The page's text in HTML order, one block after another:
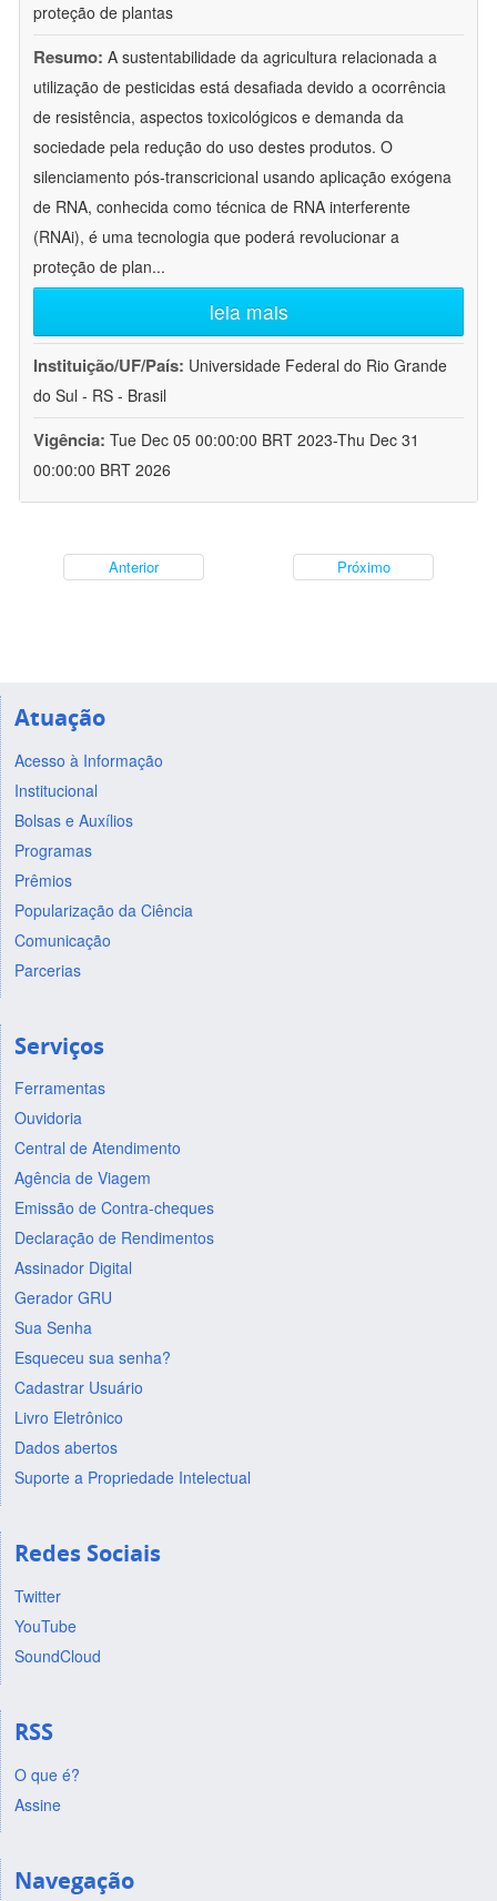
proteção de plantas
Resumo: A sustentabilidade da agricultura relacionada a
utilização de pesticidas está desafiada devido a ocorrência
de resistência, aspectos toxicológicos e demanda da
sociedade pela redução do uso destes produtos. O
silenciamento pós-transcricional usando aplicação exógena
de RNA, conhecida como técnica de RNA interferente
(RNAi), é uma tecnologia que poderá revolucionar a
proteção de plan...
leia mais
Instituição/UF/País: Universidade Federal do Rio Grande
do Sul - RS - Brasil
Vigência: Tue Dec 05 00:00:00 BRT 2023-Thu Dec 31
00:00:00 BRT 2026
Anterior Próximo
Atuação
Acesso à Informação
Institucional
Bolsas e Auxílios
Programas
Prêmios
Popularização da Ciência
Comunicação
Parcerias
Serviços
Ferramentas
Ouvidoria
Central de Atendimento
Agência de Viagem
Emissão de Contra-cheques
Declaração de Rendimentos
Assinador Digital
Gerador GRU
Sua Senha
Esqueceu sua senha?
Cadastrar Usuário
Livro Eletrônico
Dados abertos
Suporte a Propriedade Intelectual
Redes Sociais
Twitter
YouTube
SoundCloud
RSS
O que é?
Assine
Navegação